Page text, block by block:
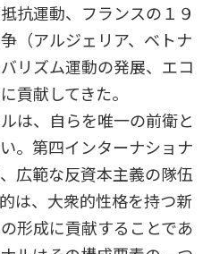
抗運動、フランスの１９
（アルジェリア、ベトナ
リズム運動の発展、エコ
貢献してきた。
は、自らを唯一の前衛と
。第四インターナショナ
広範な反資本主義の隊伍
は、大衆的性格を持つ新
形成に貢献することであ